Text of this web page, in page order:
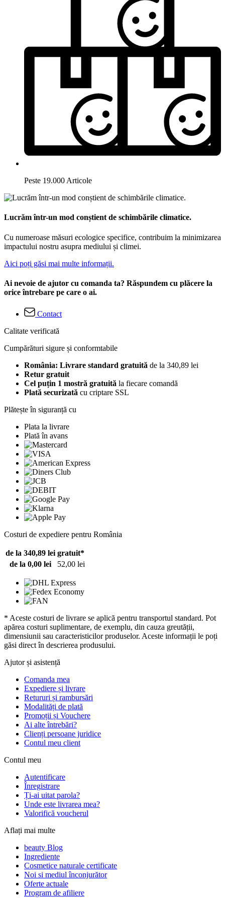
Peste 19.000 Articole
Lucrăm într-un mod conștient de schimbările climatice.
Cu numeroase măsuri ecologice specifice, contribuim la minimizarea
impactului nostru asupra mediului și climei.
Aici poți găsi mai multe informații.
Ai nevoie de ajutor cu comanda ta? Răspundem cu plăcere la
orice întrebare pe care o ai.
Contact
Calitate verificată
Cumpărături sigure și conformtabile
România: Livrare standard gratuită de la 340,89 lei
Retur gratuit
Cel puțin 1 mostră gratuită la fiecare comandă
Plată securizată cu criptare SSL
Plătește în siguranță cu
Plata la livrare
Plată în avans
Costuri de expediere pentru România
de la 340,89 lei gratuit*
de la 0,00 lei
52,00 lei
* Aceste costuri de livrare se aplică pentru transportul standard. Pot
apărea costuri suplimentare, de exemplu, din cauza greutății,
dimensiunii sau caracteristicilor produselor. Aceste informații le poți
găsi direct în descrierea produsului.
Ajutor și asistență
Comanda mea
Expediere și livrare
Retururi și rambursări
Modalități de plată
Promoții și Vouchere
Ai alte întrebări?
Clienți persoane juridice
Contul meu client
Contul meu
Autentificare
Înregistrare
Ți-ai uitat parola?
Unde este livrarea mea?
Valorifică voucherul
Aflați mai multe
beauty Blog
Ingrediente
Cosmetice naturale certificate
Noi si mediul înconjurător
Oferte actuale
Program de afiliere